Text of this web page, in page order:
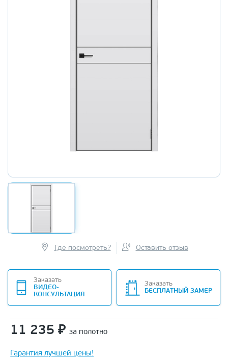
Где посмотреть? Оставить отзыв
Заказать
ВИДЕО-
КОНСУЛЬТАЦИЯ
Заказать
БЕСПЛАТНЫЙ ЗАМЕР
11 235 ₽ за полотно
Гарантия лучшей цены!